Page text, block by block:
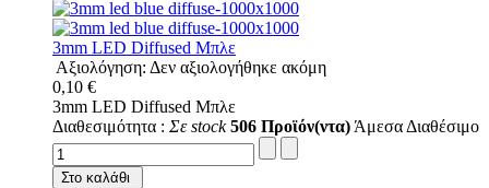
3mm LED Diffused Μπλε
Αξιολόγηση: Δεν αξιολογήθηκε ακόμη
0,10 €
3mm LED Diffused Μπλε
Διαθεσιμότητα : Σε stock 506 Προϊόν(ντα) Άμεσα Διαθέσιμο
Στο καλάθι